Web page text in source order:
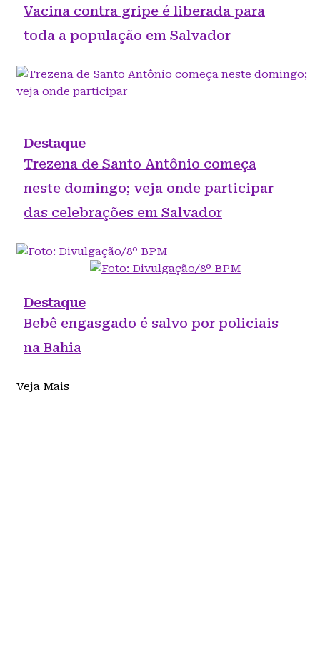
Vacina contra gripe é liberada para
toda a população em Salvador
Destaque
Trezena de Santo Antônio começa
neste domingo; veja onde participar
das celebrações em Salvador
Destaque
Bebê engasgado é salvo por policiais
na Bahia
Veja Mais